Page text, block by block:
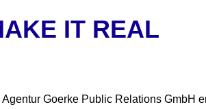
IT REAL
Goerke Public Relations GmbH